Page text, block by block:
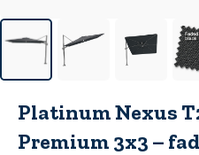
Platinum Nexus
Premium 3x3 –